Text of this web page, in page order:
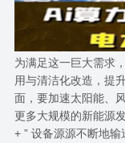
为满足这一巨大需求
用与清洁化改造，提
面，要加速太阳能、
更多大规模的新能源
+ ” 设备源源不断地